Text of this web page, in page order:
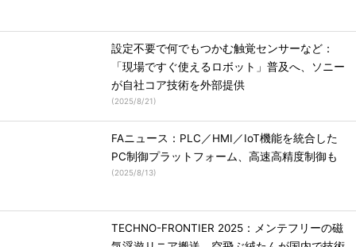
設定不要で何でもつかむ触覚センサーなど：
「現場ですぐ使えるロボット」普及へ、ソニー
が自社コア技術を外部提供
(2025/8/21)
FAニュース：PLC／HMI／IoT機能を統合した
PC制御プラットフォーム、高速高精度制御も
(2025/8/13)
TECHNO-FRONTIER 2025：メンテフリーの磁